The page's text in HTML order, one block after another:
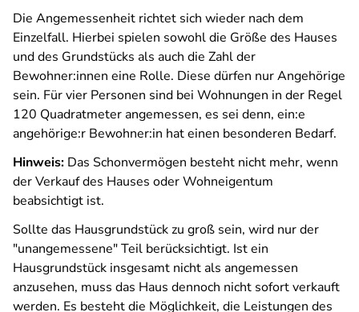
Die Angemessenheit richtet sich wieder nach dem
Einzelfall. Hierbei spielen sowohl die Größe des Hauses
und des Grundstücks als auch die Zahl der
Bewohner:innen eine Rolle. Diese dürfen nur Angehörige
sein. Für vier Personen sind bei Wohnungen in der Regel
120 Quadratmeter angemessen, es sei denn, ein:e
angehörige:r Bewohner:in hat einen besonderen Bedarf.
Hinweis: Das Schonvermögen besteht nicht mehr, wenn
der Verkauf des Hauses oder Wohneigentum
beabsichtigt ist.
Sollte das Hausgrundstück zu groß sein, wird nur der
"unangemessene" Teil berücksichtigt. Ist ein
Hausgrundstück insgesamt nicht als angemessen
anzusehen, muss das Haus dennoch nicht sofort verkauft
werden. Es besteht die Möglichkeit, die Leistungen des